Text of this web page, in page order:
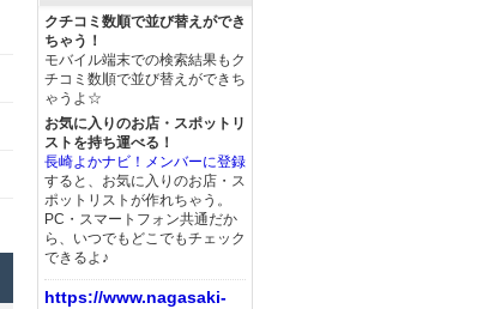
クチコミ数順で並び替えができ
ちゃう！
モバイル端末での検索結果もク
チコミ数順で並び替えができち
ゃうよ☆
お気に入りのお店・スポットリ
ストを持ち運べる！
長崎よかナビ！メンバーに登録
すると、お気に入りのお店・ス
ポットリストが作れちゃう。
PC・スマートフォン共通だか
ら、いつでもどこでもチェック
できるよ♪
https://www.nagasaki-